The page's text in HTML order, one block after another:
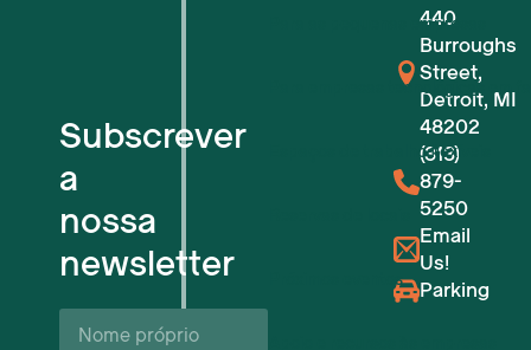
Subscrever
a
nossa
newsletter
Nome
próprio*
Para as pequenas empresas
Para empresas tecnológicas em
Espaços de trabalho flexíveis
Próximos eventos
440
Burroughs
Street,
Detroit, MI
48202
(313)
879-
5250
Email
Us!
Parking